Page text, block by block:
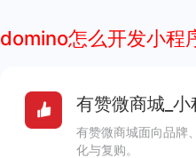
domino怎么开发小程
有赞微商城_
有赞微商城面向品牌
化与复购。